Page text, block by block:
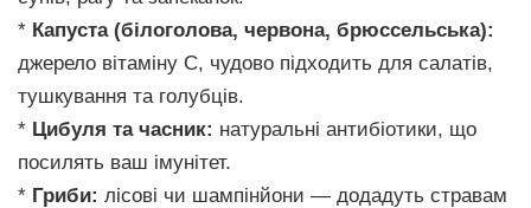
* Капуста (білоголова, червона, брюссельська):
джерело вітаміну С, чудово підходить для салатів,
тушкування та голубців.
* Цибуля та часник: натуральні антибіотики, що
посилять ваш імунітет.
* Гриби: лісові чи шампінйони — додадуть стравам